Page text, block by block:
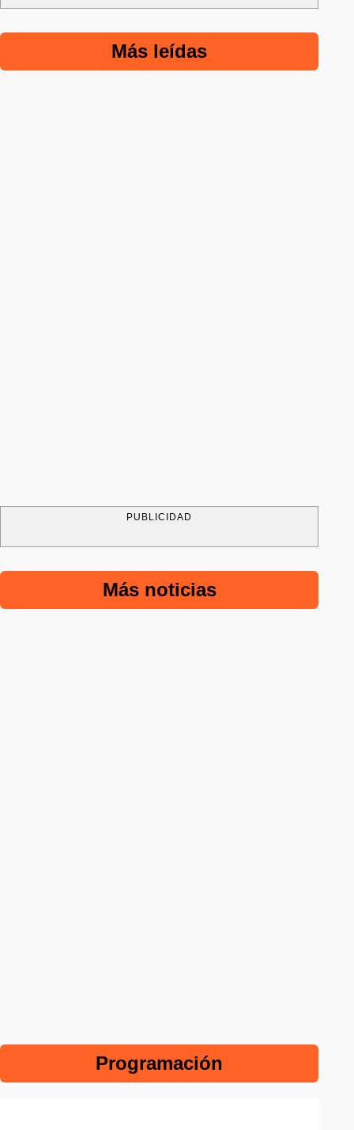
Más leídas
PUBLICIDAD
Más noticias
Programación